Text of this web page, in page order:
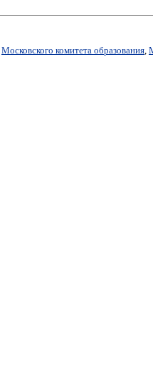
Московского комитета образования,